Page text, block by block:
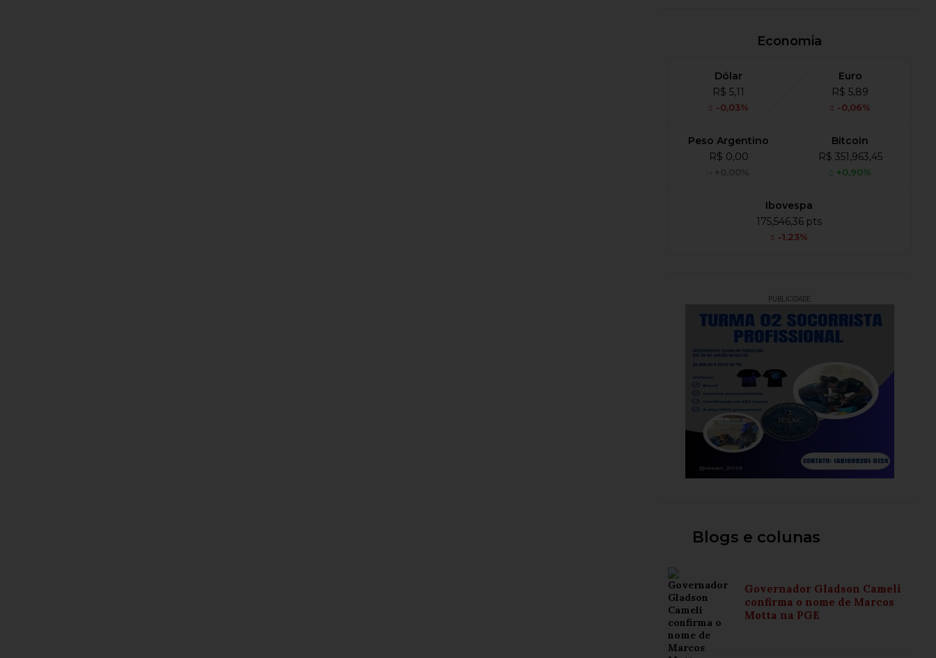
Economia
Dólar
R$ 5,11
-0,03%
Euro
R$ 5,89
-0,06%
Peso Argentino
R$ 0,00
+0,00%
Bitcoin
R$ 351,963,45
+0,90%
Ibovespa
175,546,36 pts
-1.23%
PUBLICIDADE
Blogs e colunas
Governador Gladson Cameli
confirma o nome de Marcos
Motta na PGE